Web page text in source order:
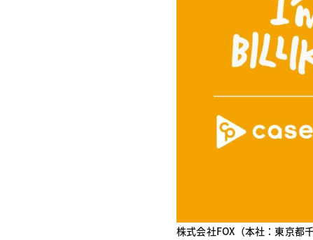
株式会社FOX（本社：東京都